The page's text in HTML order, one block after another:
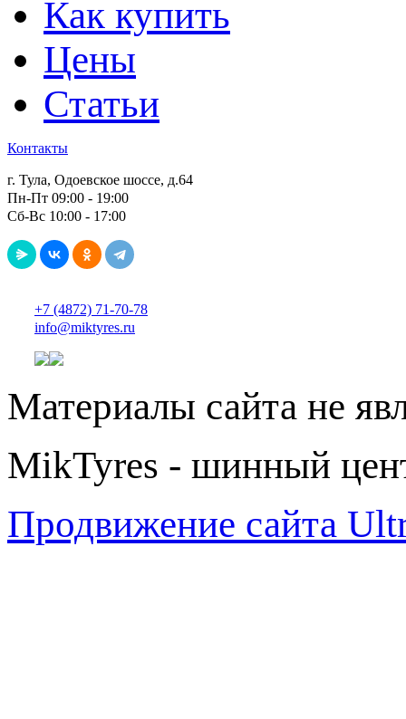
Как купить
Цены
Статьи
Контакты
г. Тула, Одоевское шоссе, д.64
Пн-Пт 09:00 - 19:00
Сб-Вс 10:00 - 17:00
+7 (4872) 71-70-78
info@miktyres.ru
Материалы сайта не
MikTyres - шинный
Продвижение сайта